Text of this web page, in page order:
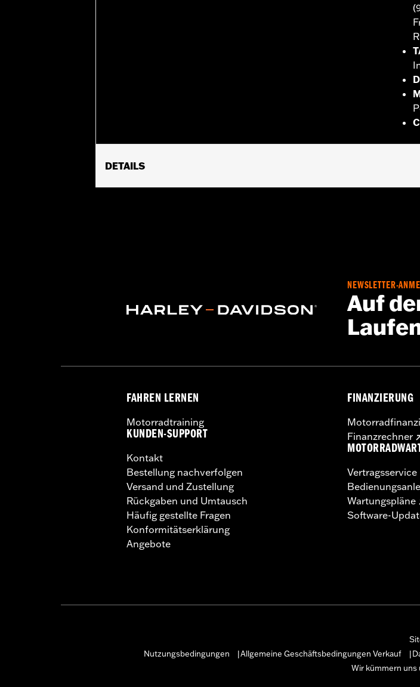
DETAILS
NEWSLETTER-
Auf
FAHREN LERNEN
Motorradtraining
KUNDEN-SUPPORT
Kontakt
Bestellung nachverfolgen
Versand und Zustellung
Rückgaben und Umtausch
Häufig gestellte Fragen
Konformitätserklärung
Angebote
FINANZIERUNG
Finanzrechner
Vertragsservice
Wartungspläne
Software-
Nutzungsbedingungen
Allgemeine Geschäftsbedingungen Verkauf
Wir kümmern uns